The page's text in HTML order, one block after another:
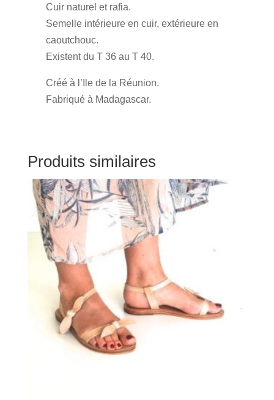
Cuir naturel et rafia.
Semelle intérieure en cuir, extérieure en
caoutchouc.
Existent du T 36 au T 40.
Créé à l’Ile de la Réunion.
Fabriqué à Madagascar.
Produits similaires